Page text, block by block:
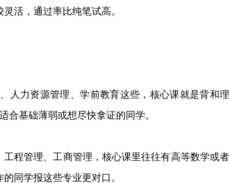
活，通过率比纯笔试高。
力资源管理、学前教育这些，核心课就是背和理
合基础薄弱或想尽快拿证的同学。
程管理、工商管理，核心课里往往有高等数学或者
同学报这些专业更对口。